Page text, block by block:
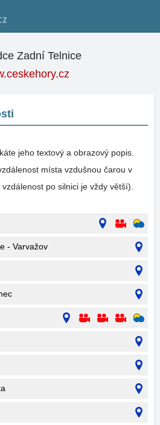
Zadní Telnice
jeho textový a obrazový popis.
místa vzdušnou čarou v
po silnici je vždy větší).
- Varvažov